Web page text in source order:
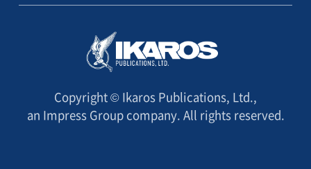
Copyright © Ikaros Publications, Ltd.,
an Impress Group company. All rights reserved.